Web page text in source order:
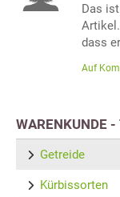
Das
dass
Auf
WARENKUNDE
Getreide
Kürbissorten